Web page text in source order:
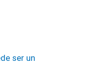
ser un